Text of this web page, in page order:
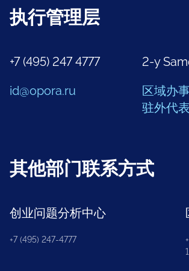
执行管理层
+7 (495) 247 4777
id@opora.ru
2-y
区域办
驻外代表
其他部门联系方式
创业问题分析中心
+7 (495) 247-4777